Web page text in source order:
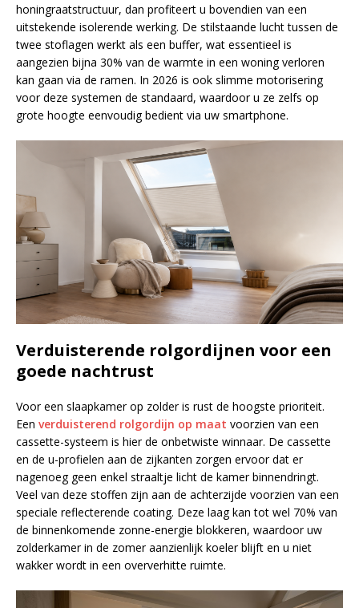
honingraatstructuur, dan profiteert u bovendien van een
uitstekende isolerende werking. De stilstaande lucht tussen de
twee stoflagen werkt als een buffer, wat essentieel is
aangezien bijna 30% van de warmte in een woning verloren
kan gaan via de ramen. In 2026 is ook slimme motorisering
voor deze systemen de standaard, waardoor u ze zelfs op
grote hoogte eenvoudig bedient via uw smartphone.
Verduisterende rolgordijnen voor een
goede nachtrust
Voor een slaapkamer op zolder is rust de hoogste prioriteit.
Een verduisterend rolgordijn op maat voorzien van een
cassette-systeem is hier de onbetwiste winnaar. De cassette
en de u-profielen aan de zijkanten zorgen ervoor dat er
nagenoeg geen enkel straaltje licht de kamer binnendringt.
Veel van deze stoffen zijn aan de achterzijde voorzien van een
speciale reflecterende coating. Deze laag kan tot wel 70% van
de binnenkomende zonne-energie blokkeren, waardoor uw
zolderkamer in de zomer aanzienlijk koeler blijft en u niet
wakker wordt in een oververhitte ruimte.